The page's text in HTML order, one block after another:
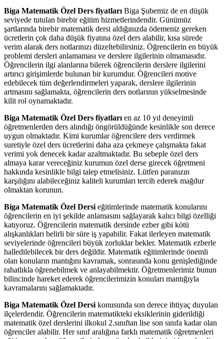
Biga Matematik Özel Ders fiyatları Biga Şubemiz de en düşük
seviyede tutulan birebir eğitim hizmetlerindendir. Günümüz
şartlarında birebir matematik dersi aldığınızda ödemeniz gereken
ücretlerin çok daha düşük fiyatına özel ders alabilir, kısa sürede
verim alarak ders notlarınızı düzeltebilirsiniz. Öğrencilerin en büyük
problemi dersleri anlamaması ve derslere ilgilerinin olmamasıdır.
Öğrencilerin ilgi alanlarına bilerek öğrencilerin derslere ilgilerini
artırıcı girişimlerde bulunan bir kurumdur. Öğrencileri motive
edebilecek tüm değerlendirmeleri yaparak, derslere ilgilerinin
artmasını sağlamakta, öğrencilerin ders notlarının yükselmesinde
kilit rol oynamaktadır.
Biga Matematik Özel Ders fiyatları en az 10 yıl deneyimli
öğretmenlerden ders alındığı öngörüldüğünde kesinlikle son derece
uygun olmaktadır. Kimi kurumlar öğrencilere ders verdirmek
suretiyle özel ders ücretlerini daha aza çekmeye çalışmakta fakat
verimi yok denecek kadar azaltmaktadır. Bu sebeple özel ders
almaya karar vereceğiniz kurumun özel derse girecek öğretmeni
hakkında kesinlikle bilgi talep etmelisiniz. Lütfen paranızın
karşılığını alabileceğiniz kaliteli kurumları tercih ederek mağdur
olmaktan korunun.
Biga Matematik Özel Dersi eğitimlerinde matematik konularını
öğrencilerin en iyi şekilde anlamasını sağlayarak kalıcı bilgi özelliği
katıyoruz. Öğrencilerin matematik dersinde ezber gibi kötü
alışkanlıkları belirli bir süre iş yapabilir. Fakat ilerleyen matematik
seviyelerinde öğrencileri büyük zorluklar bekler. Matematik ezberle
halledilebilecek bir ders değildir. Matematik eğitimlerinde önemli
olan konuların mantığını kavramak, sonrasında konu genişlediğinde
rahatlıkla öğrenebilmek ve anlayabilmektir. Öğretmenlerimiz bunun
bilincinde hareket ederek öğrencilerimizin konuları mantığıyla
kavramalarını sağlamaktadır.
Biga Matematik Özel Dersi konusunda son derece ihtiyaç duyulan
ilçelerdendir. Öğrencilerin matematikteki eksiklerinin giderildiği
matematik özel derslerini ilkokul 2.sınıftan lise son sınıfa kadar olan
öğrenciler alabilir. Her sınıf aralığına farklı matematik öğretmenleri